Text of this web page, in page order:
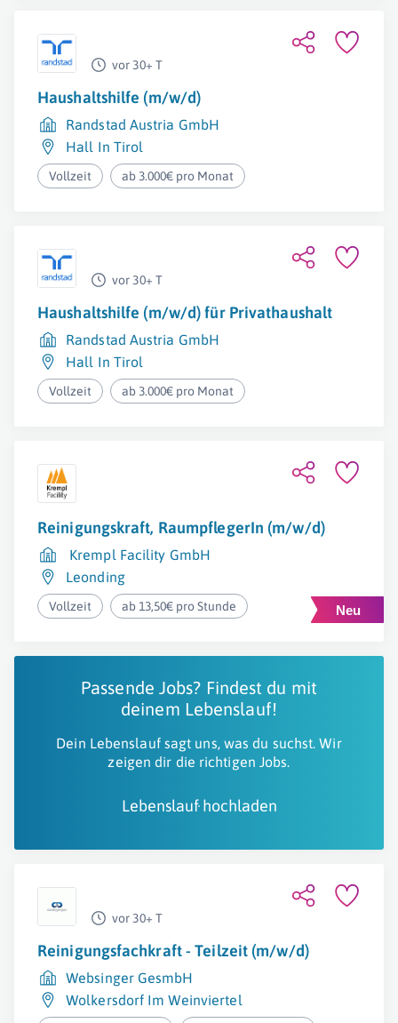
vor 30+ T
Haushaltshilfe (m/w/d)
Randstad Austria GmbH
Hall In Tirol
Vollzeit ab 3.000€ pro Monat
vor 30+ T
Haushaltshilfe (m/w/d) für Privathaushalt
Randstad Austria GmbH
Hall In Tirol
Vollzeit ab 3.000€ pro Monat
Reinigungskraft, RaumpflegerIn (m/w/d)
Krempl Facility GmbH
Leonding
Vollzeit ab 13,50€ pro Stunde
Passende Jobs? Findest du mit
deinem Lebenslauf!
Dein Lebenslauf sagt uns, was du suchst. Wir
zeigen dir die richtigen Jobs.
Lebenslauf hochladen
vor 30+ T
Reinigungsfachkraft - Teilzeit (m/w/d)
Websinger GesmbH
Wolkersdorf Im Weinviertel